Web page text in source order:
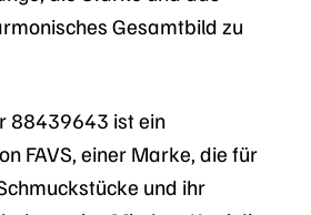
Gesamtbild zu
88439643 ist ein
FAVS, einer Marke, die für
und ihr